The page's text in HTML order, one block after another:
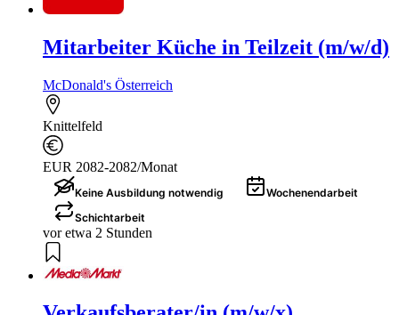
Mitarbeiter Küche in Teilzeit (m/w/d)
McDonald's Österreich
Knittelfeld
EUR 2082-2082/Monat
Keine Ausbildung notwendig
Wochenendarbeit
Schichtarbeit
vor etwa 2 Stunden